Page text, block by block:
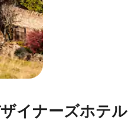
イ⁠ナ⁠ー⁠ズホ⁠テ⁠ル